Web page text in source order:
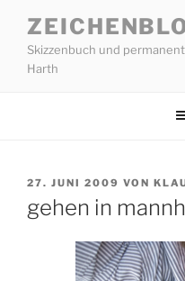
Inhalt
springen
Skizzenbuch und
Harth
VERÖFFENTLICHT
27. JUNI 2009 VON
gehen in